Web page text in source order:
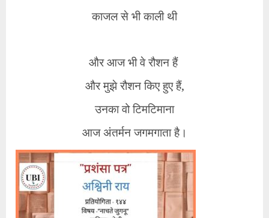
काजल से भी काली थी
और आज भी वे रौशन हैं
और मुझे रौशन किए हुए हैं,
उनका वो टिमटिमाना
आज अंतर्मन जगमगाता है।